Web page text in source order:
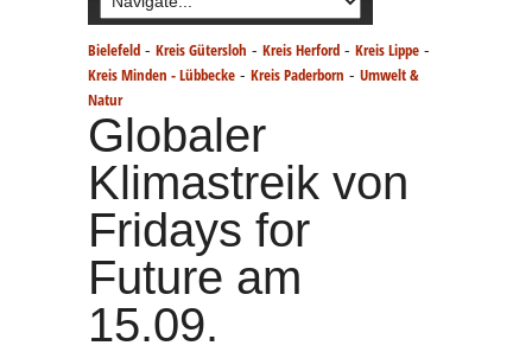
Bielefeld - Kreis Gütersloh - Kreis Herford - Kreis Lippe -
Kreis Minden - Lübbecke - Kreis Paderborn - Umwelt &
Natur
Globaler
Klimastreik von
Fridays for
Future am
15.09.